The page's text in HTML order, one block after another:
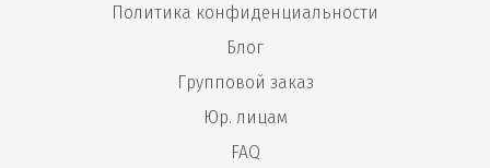
Политика конфиденциальности
Блог
Групповой заказ
Юр. лицам
FAQ